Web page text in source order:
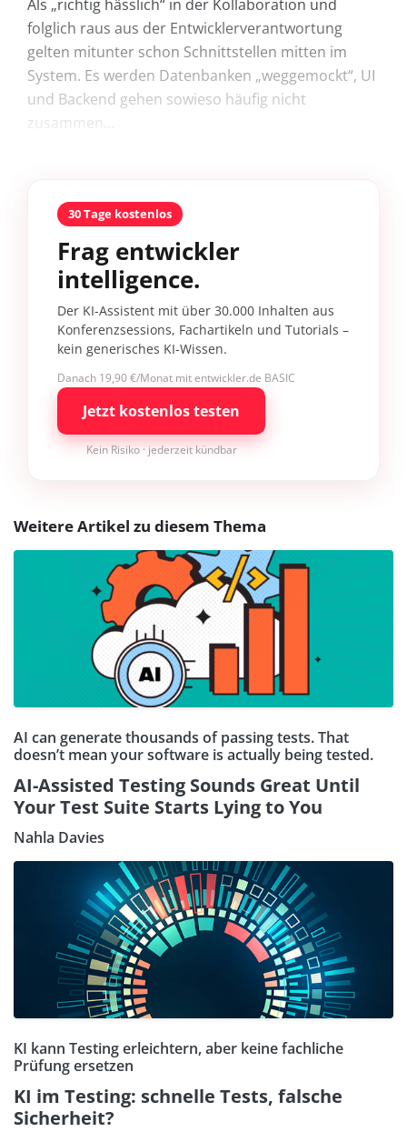
Als „richtig hässlich“ in der Kollaboration und
folglich raus aus der Entwicklerverantwortung
gelten mitunter schon Schnittstellen mitten im
System. Es werden Datenbanken „weggemockt“, UI
und Backend gehen sowieso häufig nicht
zusammen...
30 Tage kostenlos
Frag entwickler
intelligence.
Der KI-Assistent mit über 30.000 Inhalten aus
Konferenzsessions, Fachartikeln und Tutorials –
kein generisches KI-Wissen.
Danach 19,90 €/Monat mit entwickler.de BASIC
Jetzt kostenlos testen
Kein Risiko · jederzeit kündbar
Weitere Artikel zu diesem Thema
AI can generate thousands of passing tests. That
doesn’t mean your software is actually being tested.
AI-Assisted Testing Sounds Great Until
Your Test Suite Starts Lying to You
Nahla Davies
KI kann Testing erleichtern, aber keine fachliche
Prüfung ersetzen
KI im Testing: schnelle Tests, falsche
Sicherheit?